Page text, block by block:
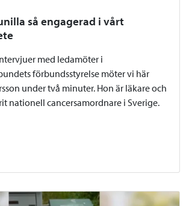
så engagerad i vårt
med ledamöter i
förbundsstyrelse möter vi här
under två minuter. Hon är läkare och
nationell cancersamordnare i Sverige.